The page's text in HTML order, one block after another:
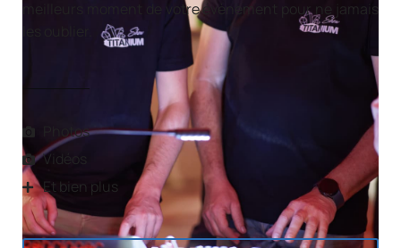
meilleurs moment de votre évènement pour ne jamais
Photos
Vidéos
Et bien plus